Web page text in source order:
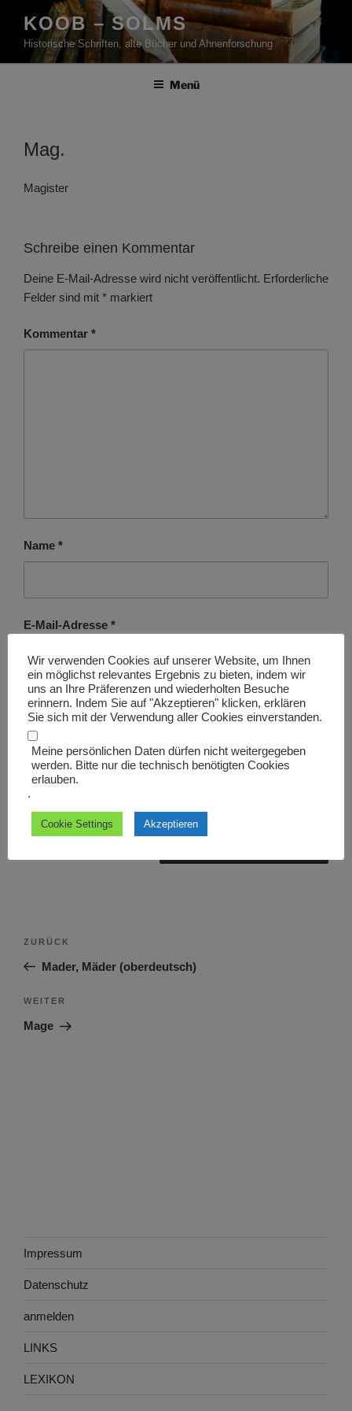
Inhalt
springen
KOOB – SOLMS
Historische Schriften, alte Bücher und Ahnenforschung
Menü
Mag.
Magister
Schreibe einen Kommentar
Deine E-Mail-Adresse wird nicht veröffentlicht. Erforderliche
Felder sind mit * markiert
Kommentar *
Name *
E-Mail-Adresse *
Website
Name, E-Mail-Adresse und Website in diesem Browser
Beitragsnavigation
Vorheriger
Beitrag
ZURÜCK
Mader, Mäder (oberdeutsch)
Nächster
Beitrag
WEITER
Mage
Impressum
Datenschutz
anmelden
LINKS
LEXIKON
Wir verwenden Cookies auf unserer Website, um Ihnen
ein möglichst relevantes Ergebnis zu bieten, indem wir
uns an Ihre Präferenzen und wiederholten Besuche
erinnern. Indem Sie auf "Akzeptieren" klicken, erklären
Sie sich mit der Verwendung aller Cookies einverstanden.
Meine persönlichen Daten dürfen nicht weitergegeben
werden. Bitte nur die technisch benötigten Cookies
erlauben.
.
Cookie Settings Akzeptieren